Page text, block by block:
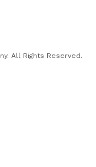
All Rights Reserved.